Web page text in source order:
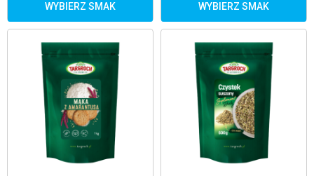
WYBIERZ SMAK WYBIERZ SMAK